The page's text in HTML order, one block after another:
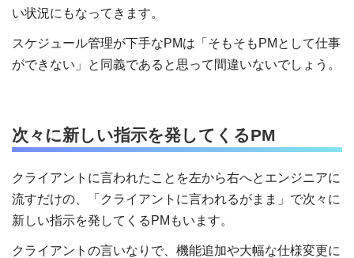
い状況にもなってきます。
スケジュール管理が下手なPMは「そもそもPMとして仕事
ができない」と同義であると思って間違いないでしょう。
次々に新しい指示を発してくるPM
クライアントに言われたことを左から右へとエンジニアに
流すだけの、「クライアントに言われるがまま」で次々に
新しい指示を発してくるPMもいます。
クライアントの言いなりで、機能追加や大幅な仕様変更に